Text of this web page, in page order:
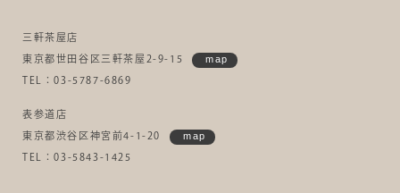
三軒茶屋店
東京都世田谷区三軒茶屋2-9-15 map
TEL：03-5787-6869
表参道店
東京都渋谷区神宮前4-1-20 map
TEL：03-5843-1425